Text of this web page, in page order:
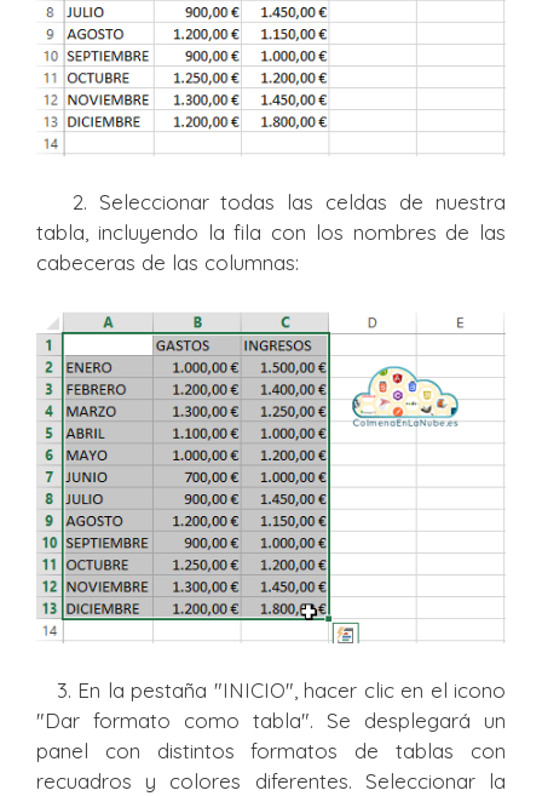
2. Seleccionar todas las celdas de nuestra
tabla, incluyendo la fila con los nombres de las
cabeceras de las columnas:
3. En la pestaña "INICIO", hacer clic en el icono
"Dar formato como tabla". Se desplegará un
panel con distintos formatos de tablas con
recuadros y colores diferentes. Seleccionar la